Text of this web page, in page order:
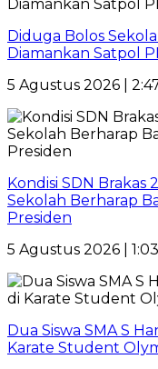
Diduga Bolos
Diamankan Satpol
5 Agustus 2026 |
Kondisi SDN Brakas
Sekolah Berharap
Presiden
5 Agustus 2026 |
Dua Siswa SMA S
Karate Student